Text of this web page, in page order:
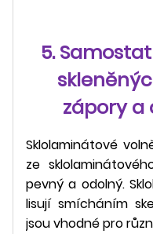
5.
zápory a
Sklolaminátové
ze
pevný a odolný.
lisují smícháním
jsou vhodné pro